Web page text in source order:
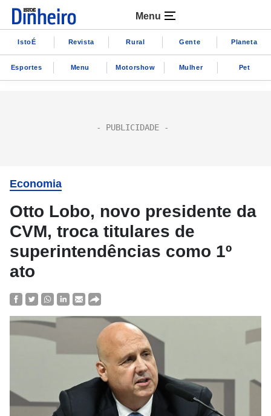
Menu
IstoÉ Revista Rural Gente Planeta
Esportes Menu Motorshow Mulher Pet
Economia
Otto Lobo, novo presidente da
CVM, troca titulares de
superintendências como 1º
ato